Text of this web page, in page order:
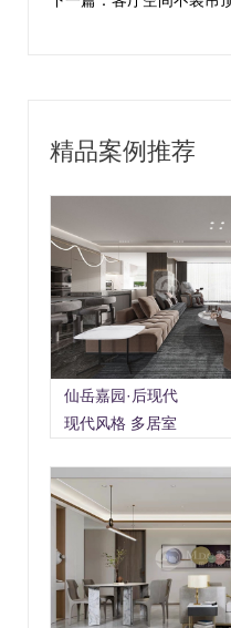
精品案例推荐
仙岳嘉园·后现代
现代风格 多居室